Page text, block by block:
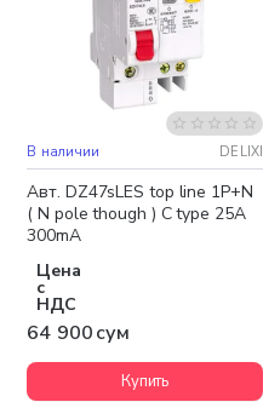
В наличии DELIXI
Авт. DZ47sLES top line 1P+N
( N pole though ) C type 25A
300mA
Цена
с
НДС
64 900 сум
Купить